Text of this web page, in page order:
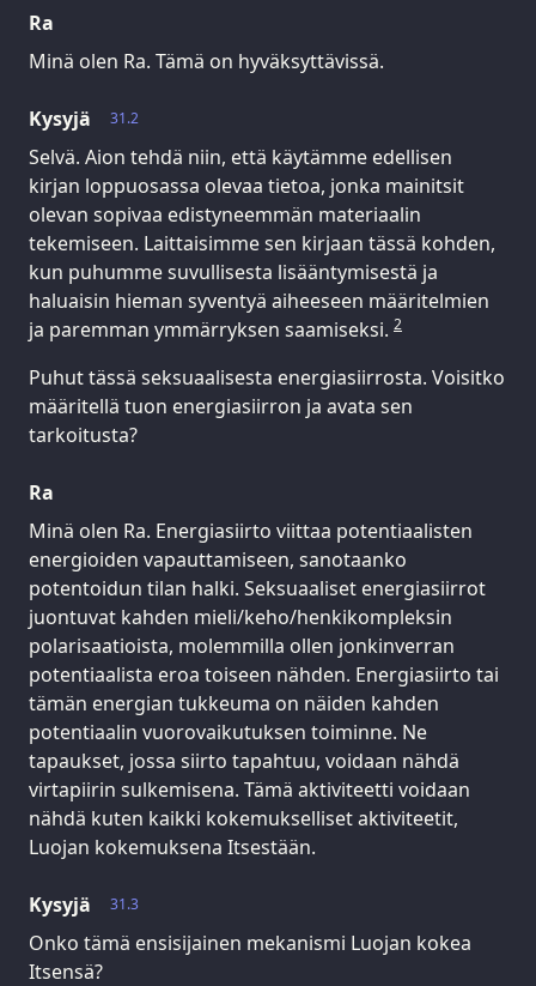
Ra
Minä olen Ra. Tämä on hyväksyttävissä.
31.2
Kysyjä
Selvä. Aion tehdä niin, että käytämme edellisen
kirjan loppuosassa olevaa tietoa, jonka mainitsit
olevan sopivaa edistyneemmän materiaalin
tekemiseen. Laittaisimme sen kirjaan tässä kohden,
kun puhumme suvullisesta lisääntymisestä ja
haluaisin hieman syventyä aiheeseen määritelmien
ja paremman ymmärryksen saamiseksi. 2
Puhut tässä seksuaalisesta energiasiirrosta. Voisitko
määritellä tuon energiasiirron ja avata sen
tarkoitusta?
Ra
Minä olen Ra. Energiasiirto viittaa potentiaalisten
energioiden vapauttamiseen, sanotaanko
potentoidun tilan halki. Seksuaaliset energiasiirrot
juontuvat kahden mieli/keho/henkikompleksin
polarisaatioista, molemmilla ollen jonkinverran
potentiaalista eroa toiseen nähden. Energiasiirto tai
tämän energian tukkeuma on näiden kahden
potentiaalin vuorovaikutuksen toiminne. Ne
tapaukset, jossa siirto tapahtuu, voidaan nähdä
virtapiirin sulkemisena. Tämä aktiviteetti voidaan
nähdä kuten kaikki kokemukselliset aktiviteetit,
Luojan kokemuksena Itsestään.
31.3
Kysyjä
Onko tämä ensisijainen mekanismi Luojan kokea
Itsensä?